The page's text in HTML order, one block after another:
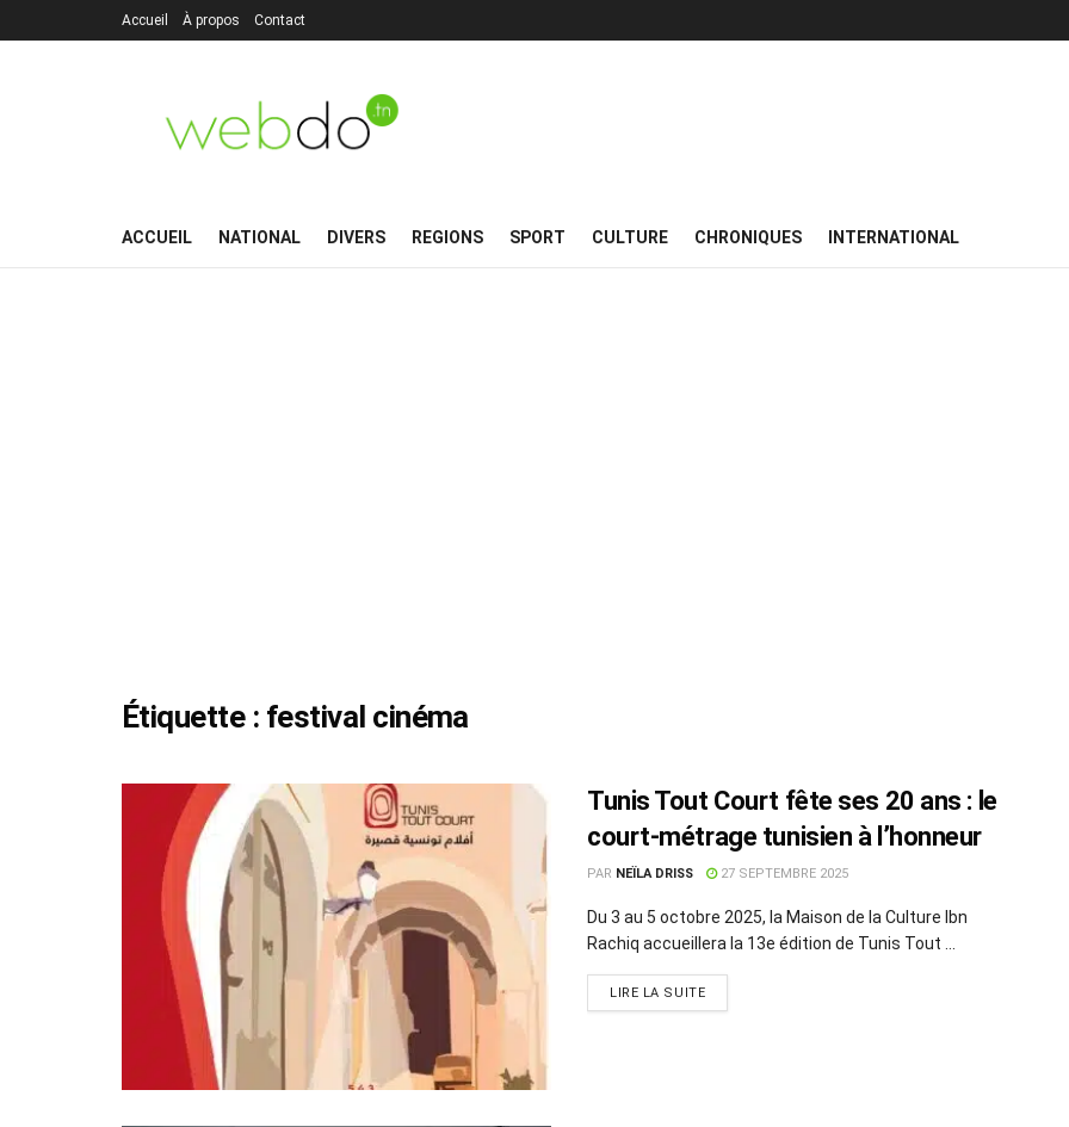
Accueil À propos Contact
ACCUEIL NATIONAL DIVERS REGIONS SPORT CULTURE CHRONIQUES INTERNATIONAL
Étiquette : festival cinéma
Tunis Tout Court fête ses 20 ans : le
court-métrage tunisien à l’honneur
PAR NEÏLA DRISS 27 SEPTEMBRE 2025
Du 3 au 5 octobre 2025, la Maison de la Culture Ibn
Rachiq accueillera la 13e édition de Tunis Tout ...
LIRE LA SUITE